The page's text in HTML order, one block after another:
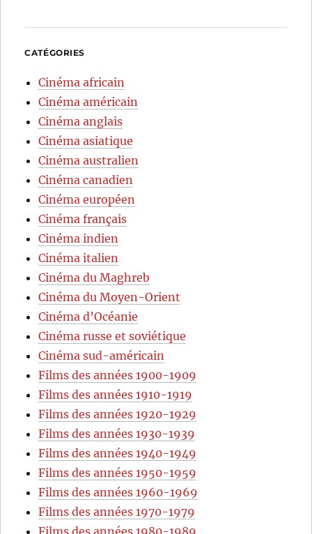
CATÉGORIES
Cinéma africain
Cinéma américain
Cinéma anglais
Cinéma asiatique
Cinéma australien
Cinéma canadien
Cinéma européen
Cinéma français
Cinéma indien
Cinéma italien
Cinéma du Maghreb
Cinéma du Moyen-Orient
Cinéma d’Océanie
Cinéma russe et soviétique
Cinéma sud-américain
Films des années 1900-1909
Films des années 1910-1919
Films des années 1920-1929
Films des années 1930-1939
Films des années 1940-1949
Films des années 1950-1959
Films des années 1960-1969
Films des années 1970-1979
Films des années 1980-1989